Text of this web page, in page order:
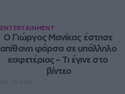
ENTERTAINMENT
Ο Γιώργος Μανίκας έστησε
απίθανη φάρσα σε υπάλληλο
καφετέριας – Τι έγινε στο
βίντεο